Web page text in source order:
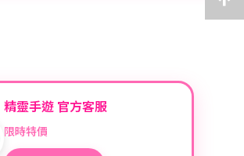
精靈手遊 官方客服
限時特價